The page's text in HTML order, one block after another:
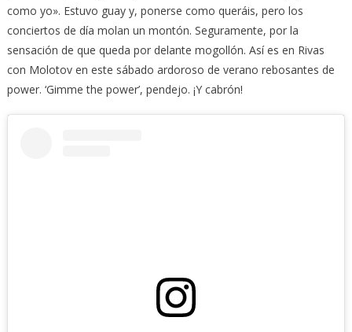
como yo». Estuvo guay y, ponerse como queráis, pero los
conciertos de día molan un montón. Seguramente, por la
sensación de que queda por delante mogollón. Así es en Rivas
con Molotov en este sábado ardoroso de verano rebosantes de
power. ‘Gimme the power’, pendejo. ¡Y cabrón!